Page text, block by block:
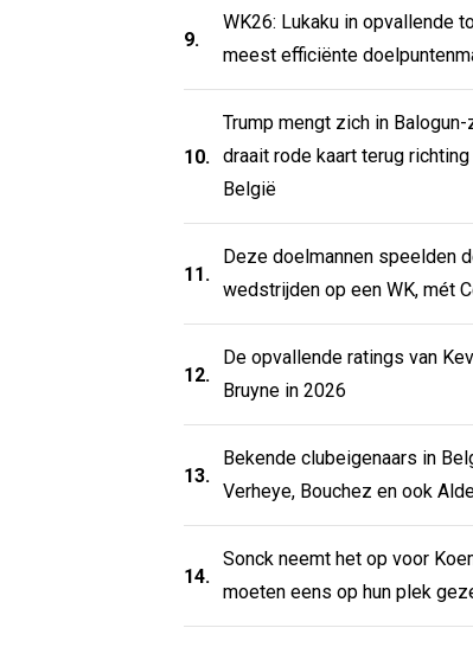
9.
WK26: Lukaku in opvallende
meest efficiënte
10.
Trump mengt zich in Balogun-
draait rode kaart terug
België
11.
Deze doelmannen speelden
wedstrijden op een WK, mét
12.
De opvallende ratings van
Bruyne in 2026
13.
Bekende clubeigenaars in
Verheye, Bouchez en ook
14.
Sonck neemt het op voor
moeten eens op hun plek